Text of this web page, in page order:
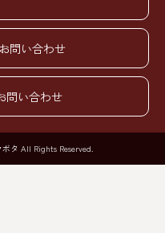
問い合わせ
問い合わせ
タ All Rights Reserved.